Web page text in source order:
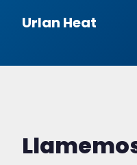
Urlan Heat